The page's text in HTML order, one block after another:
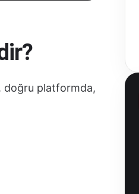
doğru platformda,